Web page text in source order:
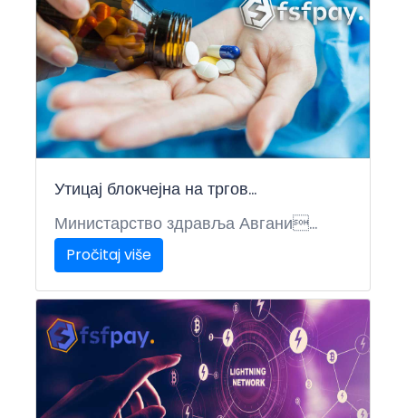
Утицај блокчејна на тргов...
Министарство здравља Авгани...
Pročitaj više